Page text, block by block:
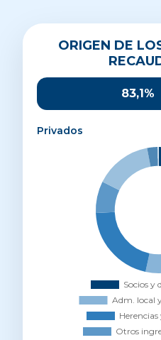
ORIGEN DE
83,1%
Privados
Origen de los
Socios y donantes
Administración local
Herencias y legados
Otros ingresos
Parroquias y